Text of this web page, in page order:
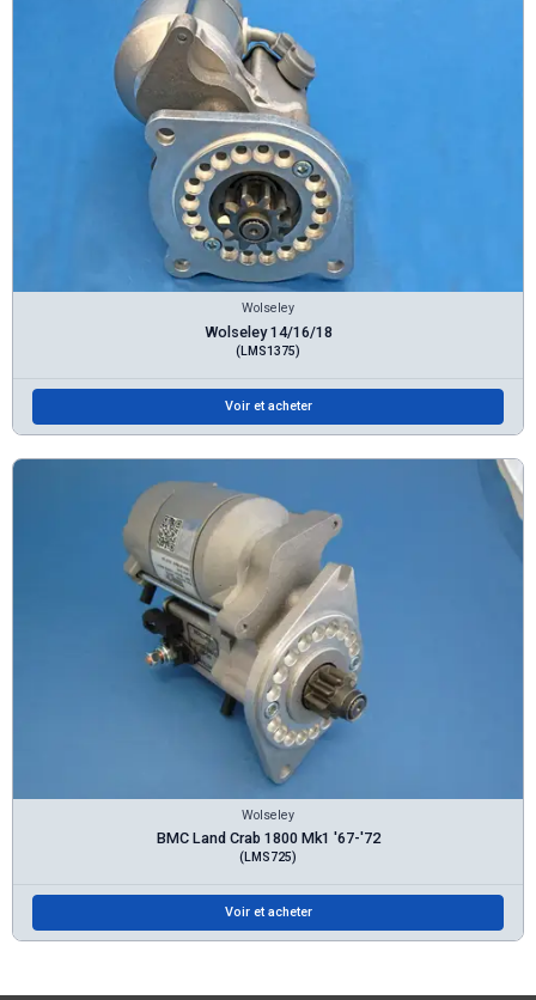
Wolseley
Wolseley 14/16/18
(LMS1375)
Voir et acheter
Wolseley
BMC Land Crab 1800 Mk1 '67-'72
(LMS725)
Voir et acheter